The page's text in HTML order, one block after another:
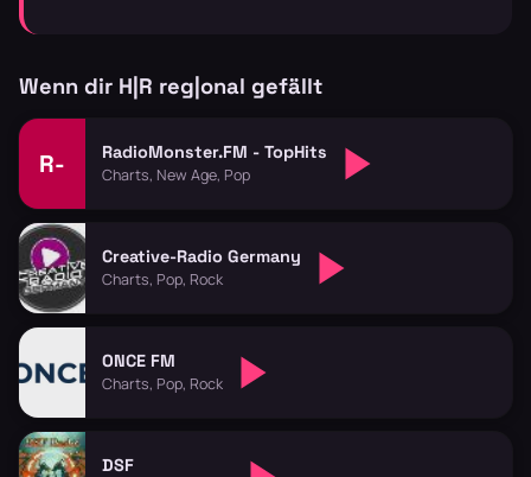
Wenn dir H|R reg|onal gefällt
R- RadioMonster.FM - TopHits
Charts, New Age, Pop
Creative-Radio Germany
Charts, Pop, Rock
ONCE FM
Charts, Pop, Rock
DSF